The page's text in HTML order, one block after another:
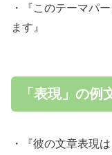
・『このテーマパ
ます』
「表現」の例
・『彼の文章表現